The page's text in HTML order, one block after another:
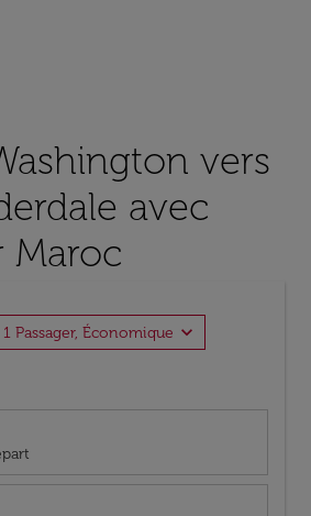
vers
avec
Maroc
1 Passager, Économique expand_more